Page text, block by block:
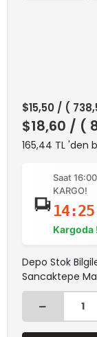
$15,50 / (
$18,60 / (
165,44 TL 'den
Saat
KARGO!
Kargoda
Depo Stok
Sancaktepe